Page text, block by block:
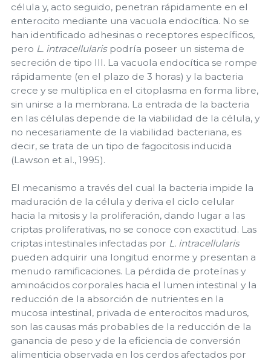
célula y, acto seguido, penetran rápidamente en el
enterocito mediante una vacuola endocítica. No se
han identificado adhesinas o receptores específicos,
pero L. intracellularispodría poseer un sistema de
secreción de tipo III. La vacuola endocítica se rompe
rápidamente (en el plazo de 3 horas) y la bacteria
crece y se multiplica en el citoplasma en forma libre,
sin unirse a la membrana. La entrada de la bacteria
en las células depende de la viabilidad de la célula, y
no necesariamente de la viabilidad bacteriana, es
decir, se trata de un tipo de fagocitosis inducida
(Lawson et al., 1995).
El mecanismo a través del cual la bacteria impide la
maduración de la célula y deriva el ciclo celular
hacia la mitosis y la proliferación, dando lugar a las
criptas proliferativas, no se conoce con exactitud. Las
criptas intestinales infectadas por L. intracellularis
pueden adquirir una longitud enorme y presentan a
menudo ramificaciones. La pérdida de proteínas y
aminoácidos corporales hacia el lumen intestinal y la
reducción de la absorción de nutrientes en la
mucosa intestinal, privada de enterocitos maduros,
son las causas más probables de la reducción de la
ganancia de peso y de la eficiencia de conversión
alimenticia observada en los cerdos afectados por